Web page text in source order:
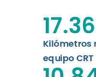
Leer
Kilómetros
equipo